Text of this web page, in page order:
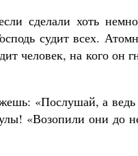
сделали хоть
судит всех.
человек, на кого он
«Послушай, а
«Возопили они до